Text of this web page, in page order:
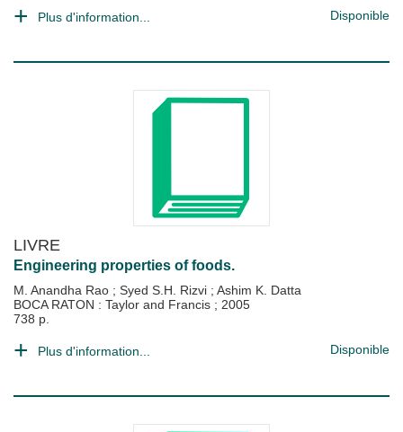
Plus d'information... Disponible
LIVRE
Engineering properties of foods.
M. Anandha Rao ; Syed S.H. Rizvi ; Ashim K. Datta
BOCA RATON : Taylor and Francis ; 2005
738 p.
Plus d'information... Disponible